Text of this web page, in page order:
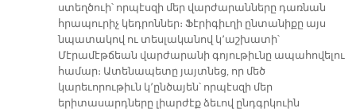
ստեղծուի՝ որպէսզի մեր վարժարանները դառնան
հրապուրիչ կեդրոններ։ Ֆէրիգիւղի ընտանիքը այս
նպատակով ու տեսլականով կ՚աշխատի՝
Մէրամէթճեան վարժարանի գոյութիւնը ապահովելու
համար։ Ատենապետը յայտնեց, որ մեծ
կարեւորութիւն կ՚ընծայեն՝ որպէսզի մեր
երիտասարդները լիարժէք ձեւով ընդգրկուին